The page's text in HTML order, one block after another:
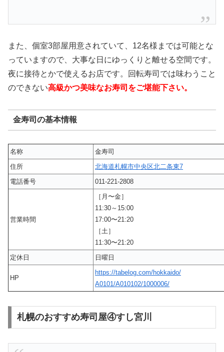
また、個室3部屋用意されていて、12名様までは可能とな
っていますので、大事な日にゆっくりと離せる空間です。
夜に接待とかで使えるお店です。回転寿司では味わうこと
のできない高級かつ美味なお寿司をご堪能下さい。
金寿司の基本情報
名称
金寿司
住所
北海道札幌市中央区北二条東7
電話番号
011-221-2808
営業時間
［月〜金］
11:30～15:00
17:00〜21:20
［土］
11:30〜21:20
定休日
日曜日
HP
https://tabelog.com/hokkaido/
A0101/A010102/1000006/
札幌のおすすめ寿司屋④すし宮川